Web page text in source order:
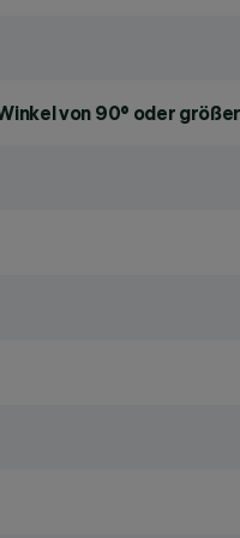
von 90° oder